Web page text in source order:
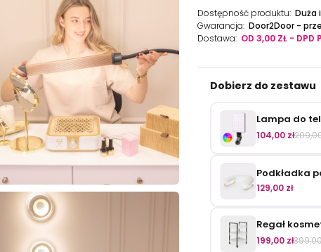
Dostępność produktu: Duża
Gwarancja: Door2Door -
Dostawa: OD 3,00 ZŁ - DPD
Dobierz do zestawu
Lampa do
104,00 zł
Podkładka
129,00 zł
Regał
199,00 zł